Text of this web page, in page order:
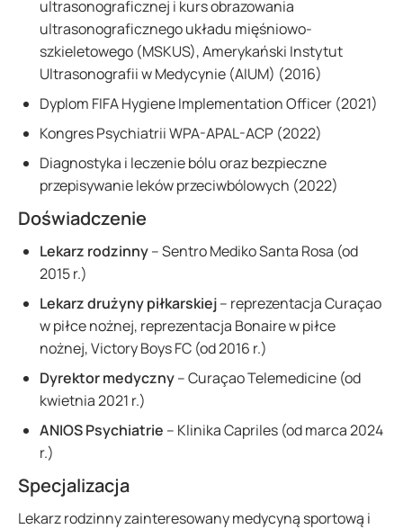
ultrasonograficznej i kurs obrazowania
ultrasonograficznego układu mięśniowo-
szkieletowego (MSKUS), Amerykański Instytut
Ultrasonografii w Medycynie (AIUM) (2016)
Dyplom FIFA Hygiene Implementation Officer (2021)
Kongres Psychiatrii WPA-APAL-ACP (2022)
Diagnostyka i leczenie bólu oraz bezpieczne
przepisywanie leków przeciwbólowych (2022)
Doświadczenie
Lekarz rodzinny– Sentro Mediko Santa Rosa (od
2015 r.)
Lekarz drużyny piłkarskiej– reprezentacja Curaçao
w piłce nożnej, reprezentacja Bonaire w piłce
nożnej, Victory Boys FC (od 2016 r.)
Dyrektor medyczny– Curaçao Telemedicine (od
kwietnia 2021 r.)
ANIOS Psychiatrie – Klinika Capriles (od marca 2024
r.)
Specjalizacja
Lekarz rodzinny zainteresowany medycyną sportową i